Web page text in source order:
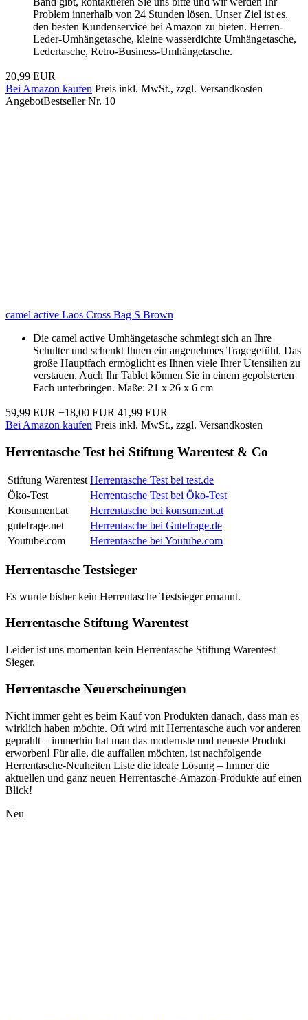
Problem innerhalb von 24 Stunden lösen. Unser Ziel ist es,
den besten Kundenservice bei Amazon zu bieten. Herren-
Leder-Umhängetasche, kleine wasserdichte Umhängetasche,
Ledertasche, Retro-Business-Umhängetasche.
20,99 EUR
Bei Amazon kaufen Preis inkl. MwSt., zzgl. Versandkosten
AngebotBestseller Nr. 10
camel active Laos Cross Bag S Brown
Die camel active Umhängetasche schmiegt sich an Ihre
Schulter und schenkt Ihnen ein angenehmes Tragegefühl. Das
große Hauptfach ermöglicht es Ihnen viele Ihrer Utensilien zu
verstauen. Auch Ihr Tablet können Sie in einem gepolsterten
Fach unterbringen. Maße: 21 x 26 x 6 cm
59,99 EUR −18,00 EUR 41,99 EUR
Bei Amazon kaufen Preis inkl. MwSt., zzgl. Versandkosten
Herrentasche Test bei Stiftung Warentest & Co
Stiftung Warentest Herrentasche Test bei test.de
Öko-Test
Herrentasche Test bei Öko-Test
Konsument.at
Herrentasche bei konsument.at
gutefrage.net
Herrentasche bei Gutefrage.de
Youtube.com
Herrentasche bei Youtube.com
Herrentasche Testsieger
Es wurde bisher kein Herrentasche Testsieger ernannt.
Herrentasche Stiftung Warentest
Leider ist uns momentan kein Herrentasche Stiftung Warentest
Sieger.
Herrentasche Neuerscheinungen
Nicht immer geht es beim Kauf von Produkten danach, dass man es
wirklich haben möchte. Oft wird mit Herrentasche auch vor anderen
geprahlt – immerhin hat man das modernste und neueste Produkt
erworben! Für alle, die auffallen möchten, ist nachfolgende
Herrentasche-Neuheiten Liste die ideale Lösung – Immer die
aktuellen und ganz neuen Herrentasche-Amazon-Produkte auf einen
Blick!
Neu